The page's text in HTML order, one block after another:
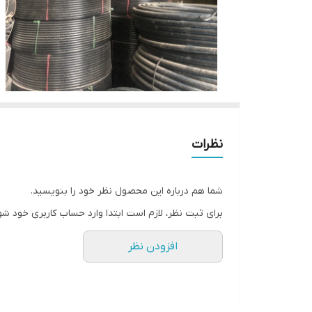
نظرات
شما هم درباره این محصول نظر خود را بنویسید.
برای ثبت نظر، لازم است ابتدا وارد حساب کاربری خود
افزودن نظر